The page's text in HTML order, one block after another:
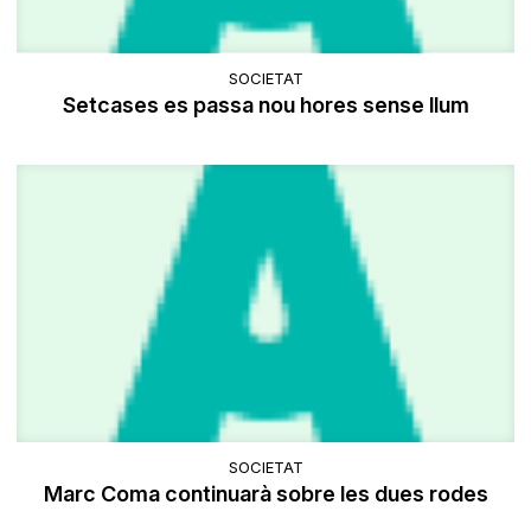
SOCIETAT
Setcases es passa nou hores sense llum
SOCIETAT
Marc Coma continuarà sobre les dues rodes